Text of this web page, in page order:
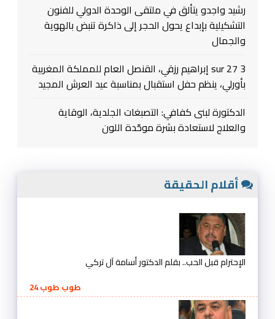
رشيد واجدو يتألق في ملتقى الوحدة الدولي للفنون
التشكيلية بإبداع يحول الحجر إلى ذاكرة تنبض بالهوية
والجمال
3 sur 27 إبراهيم رزقي، القنصل العام للمملكة المغربية
بأورلي، ينظم حفل استقبال بمناسبة عيد العرش المجيد
الدكتورة لبنى كفافي: التصبغات الجلدية، الوقاية
والعلاج لاستعادة بشرة موحّدة اللون
أقلام الحقيقة
الإحترام قبل الحب.. بقلم الدكتور أسامة آل تركي
طوب طوب 24